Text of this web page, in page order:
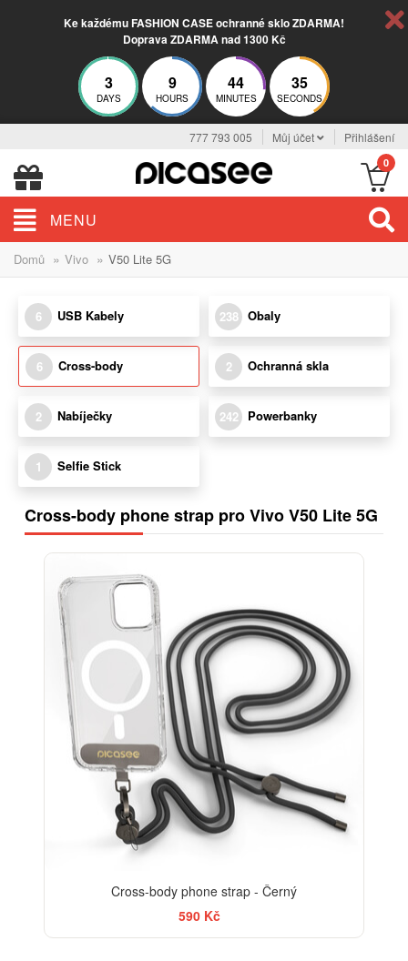
Ke každému FASHION CASE ochranné sklo ZDARMA!
Doprava ZDARMA nad 1300 Kč
3
DAYS
9
HOURS
44
MINUTES
34
SECONDS
777 793 005 Můj účet Přihlášení
0
MENU
Domů » Vivo » V50 Lite 5G
6 USB Kabely 238 Obaly
6 Cross-body 2 Ochranná skla
2 Nabíječky 242 Powerbanky
1 Selfie Stick
Cross-body phone strap pro Vivo V50 Lite 5G
Cross-body phone strap - Černý
590 Kč